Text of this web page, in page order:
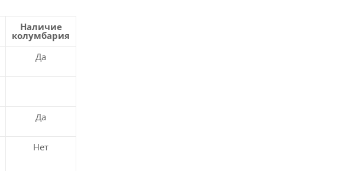
Наличие
колумбария
Да
Да
Нет